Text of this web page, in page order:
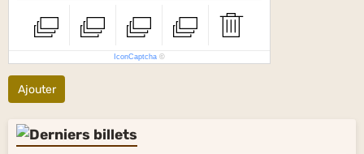
IconCaptcha ©
Ajouter